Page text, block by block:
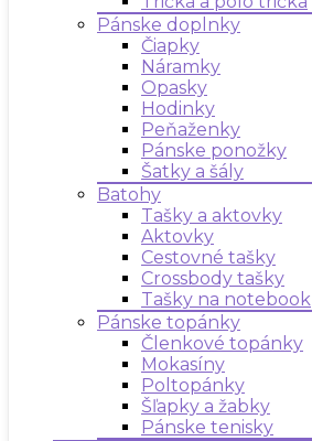
Pánske doplnky
Čiapky
Náramky
Opasky
Hodinky
Peňaženky
Pánske ponožky
Šatky a šály
Batohy
Tašky a aktovky
Aktovky
Cestovné tašky
Crossbody tašky
Tašky na notebook
Pánske topánky
Členkové topánky
Mokasíny
Poltopánky
Šľapky a žabky
Pánske tenisky